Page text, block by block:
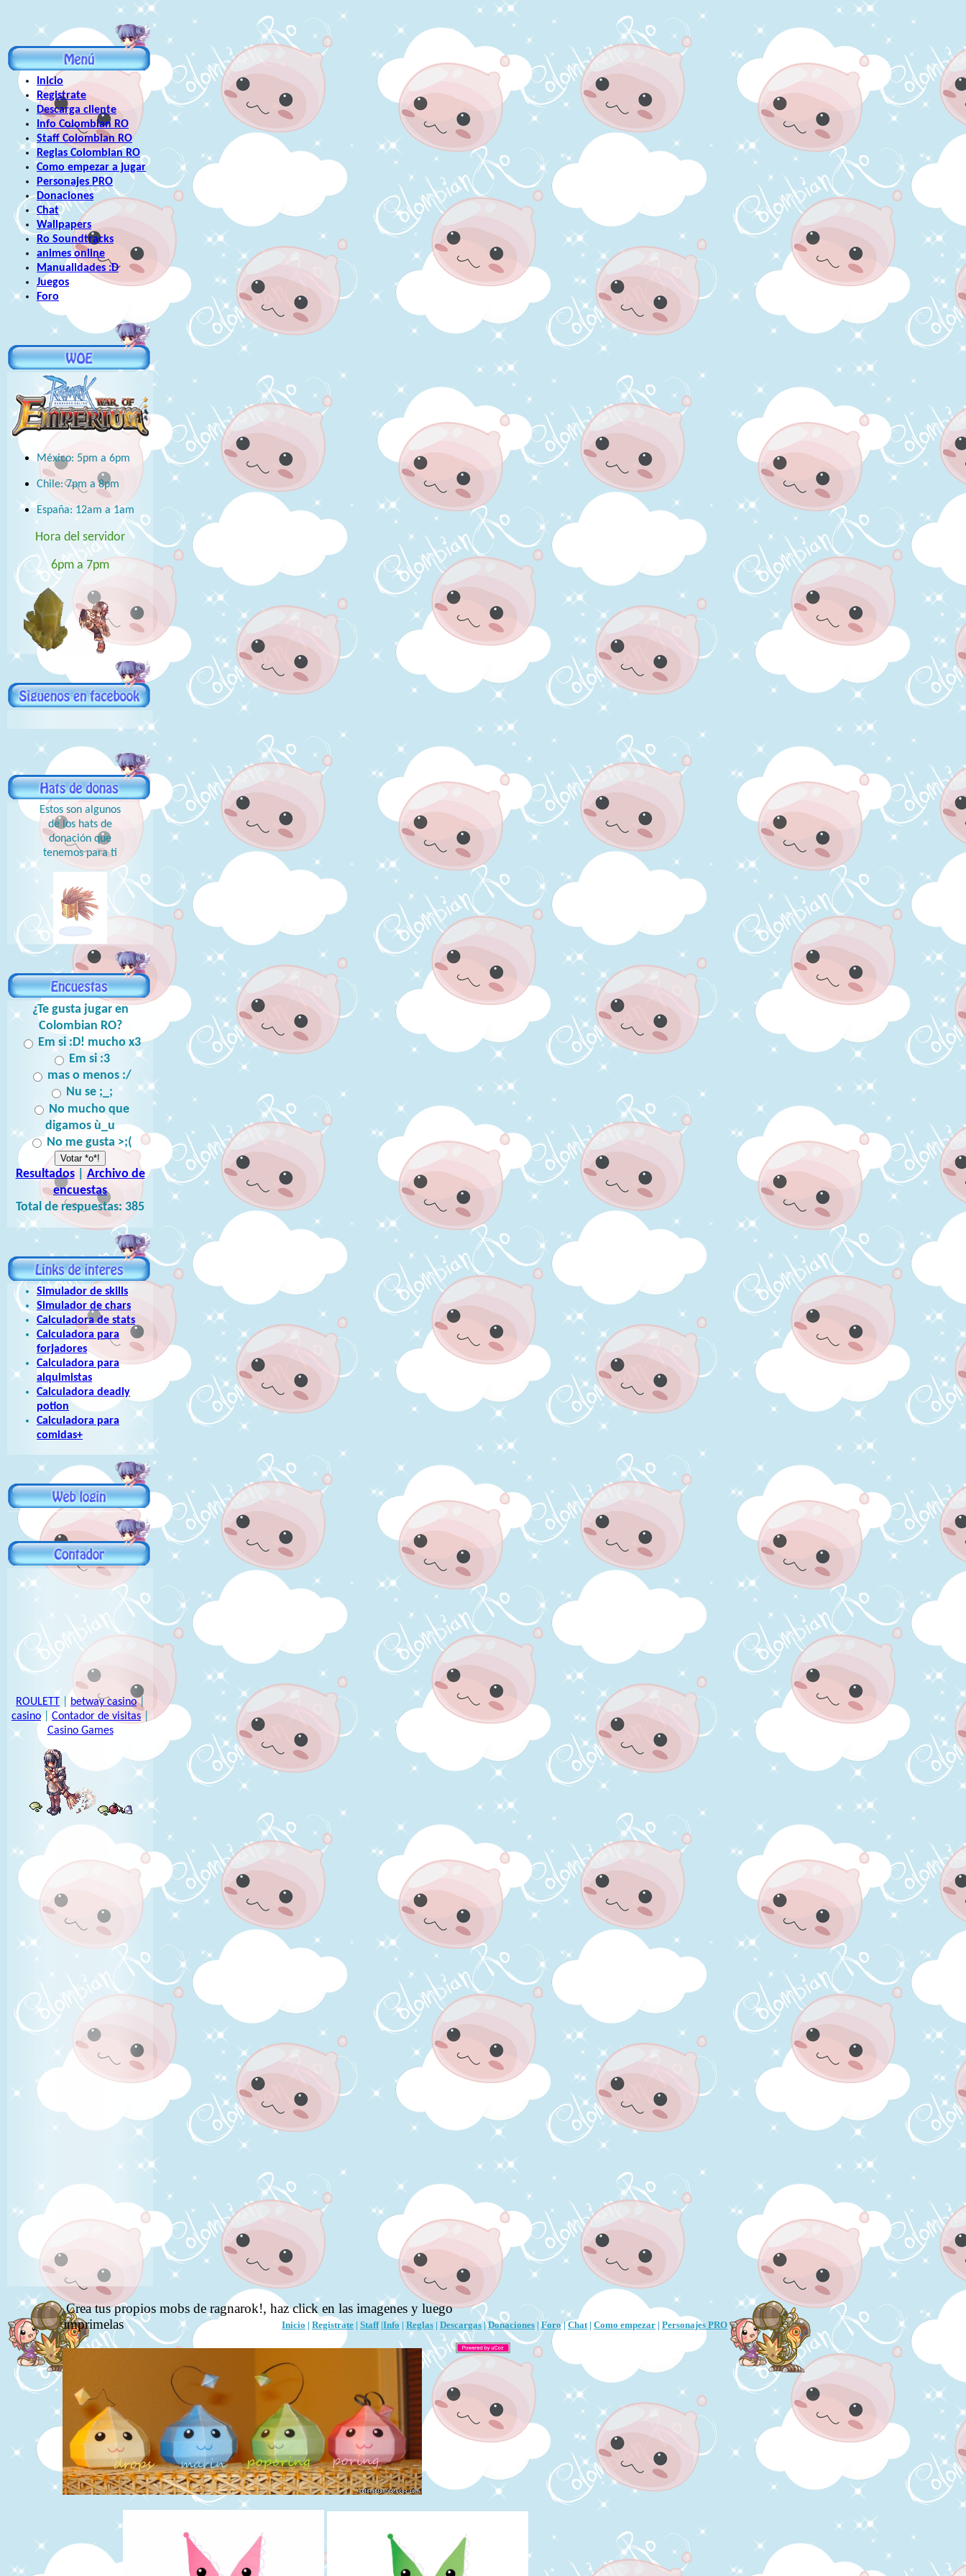
Inicio
Registrate
Descarga cliente
Info Colombian RO
Staff Colombian RO
Reglas Colombian RO
Como empezar a jugar
Personajes PRO
Donaciones
Chat
Wallpapers
Ro Soundtracks
animes online
Manualidades :D
Juegos
Foro
México: 5pm a 6pm
Chile: 7pm a 8pm
España: 12am a 1am
Hora del servidor
6pm a 7pm
Estos son algunos
de los hats de
donación que
tenemos para ti
¿Te gusta jugar en
Colombian RO?
Em si :D! mucho x3
Em si :3
mas o menos :/
Nu se ;_;
No mucho que
digamos ù_u
No me gusta >;(
Resultados| Archivo de
encuestas
Total de respuestas: 385
Simulador de skills
Simulador de chars
Calculadora de stats
Calculadora para
forjadores
Calculadora para
alquimistas
Calculadora deadly
potion
Calculadora para
comidas+
ROULETT | betway casino|
casino| Contador de visitas
Casino Games
Crea tus propios mobs de ragnarok!, haz click en las imagenes y luego
imprimelas
Inicio | Registrate | Staff |Info | Reglas | Descargas |Donaciones | Foro| Chat| Como empezar | Personajes PRO